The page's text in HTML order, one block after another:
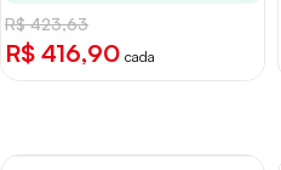
R$ 423,63
R$ 416,90 cada